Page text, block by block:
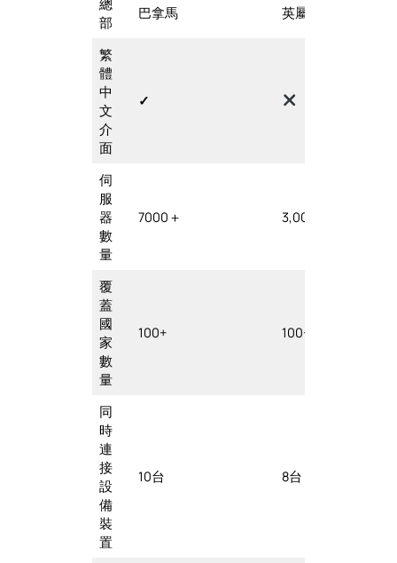
部
巴拿馬 英屬維爾京群島
繁
體
中
文
介
面
✓
伺
服
器
數
量
7000＋ 3,000+
覆
蓋
國
家
數
量
100+ 100+
同
時
連
接
設
備
裝
置
10台 8台